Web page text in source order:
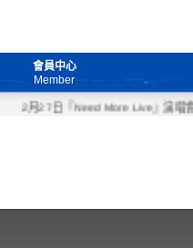
會員中心
Member
2月27日『Need More Live』演唱會